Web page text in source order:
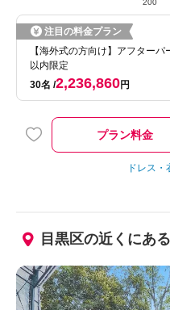
注目の料金プラン
【海外式の方向け】アフター
以内限定
30名 2,236,860円
プラン料金
ドレス・
目黒区の近くにあ